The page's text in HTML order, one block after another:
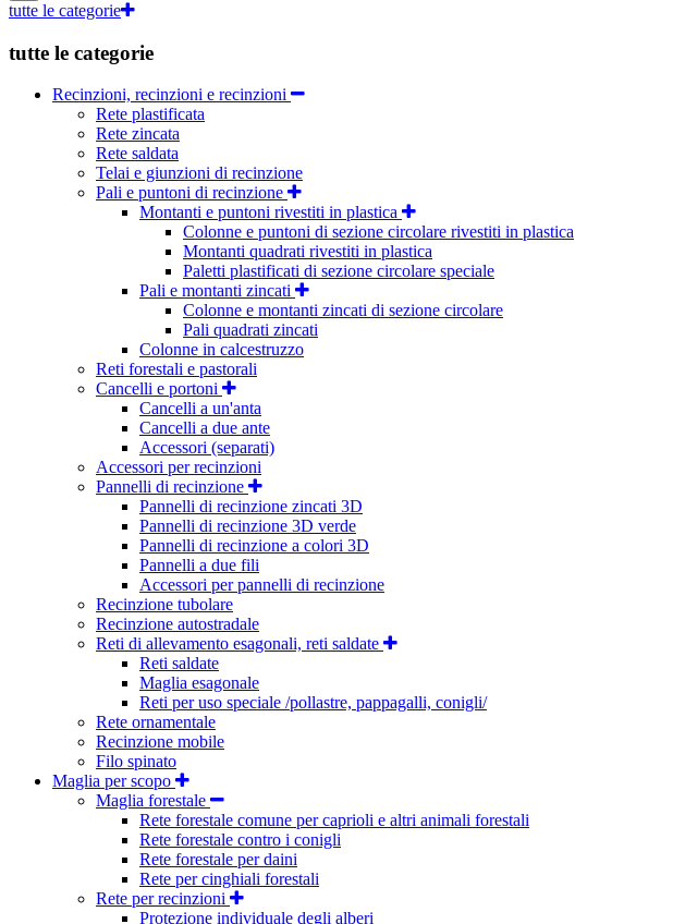
tutte le categorie
tutte le categorie
Recinzioni, recinzioni e recinzioni
Rete plastificata
Rete zincata
Rete saldata
Telai e giunzioni di recinzione
Pali e puntoni di recinzione
Montanti e puntoni rivestiti in plastica
Colonne e puntoni di sezione circolare rivestiti in plastica
Montanti quadrati rivestiti in plastica
Paletti plastificati di sezione circolare speciale
Pali e montanti zincati
Colonne e montanti zincati di sezione circolare
Pali quadrati zincati
Colonne in calcestruzzo
Reti forestali e pastorali
Cancelli e portoni
Cancelli a un'anta
Cancelli a due ante
Accessori (separati)
Accessori per recinzioni
Pannelli di recinzione
Pannelli di recinzione zincati 3D
Pannelli di recinzione 3D verde
Pannelli di recinzione a colori 3D
Pannelli a due fili
Accessori per pannelli di recinzione
Recinzione tubolare
Recinzione autostradale
Reti di allevamento esagonali, reti saldate
Reti saldate
Maglia esagonale
Reti per uso speciale /pollastre, pappagalli, conigli/
Rete ornamentale
Recinzione mobile
Filo spinato
Maglia per scopo
Maglia forestale
Rete forestale comune per caprioli e altri animali forestali
Rete forestale contro i conigli
Rete forestale per daini
Rete per cinghiali forestali
Rete per recinzioni
Protezione individuale degli alberi